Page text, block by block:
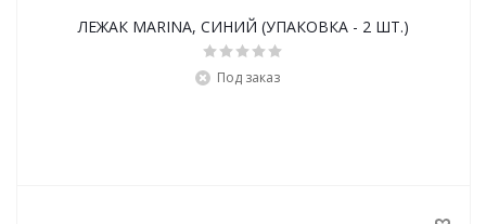
ЛЕЖАК MARINA, СИНИЙ (УПАКОВКА - 2 ШТ.)
Под заказ